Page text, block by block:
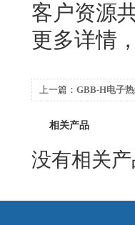
客户资源
更多详情
上一篇： GBB-H电子
相关产品
没有相关